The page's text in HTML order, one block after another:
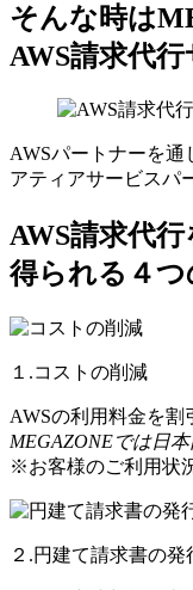
そんな時は
AWS請求代
AWSパートナーを通
アティアサービスパ
AWS請求代
得られる４つ
１.コストの削減
AWSの利用料金を割
MEGAZONEでは日
※お客様のご利用状
２.円建て請求書の発